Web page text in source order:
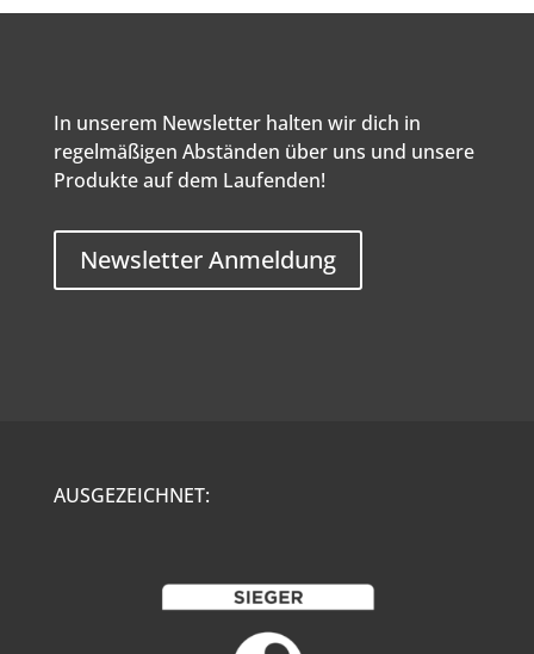
In unserem Newsletter halten wir dich in
regelmäßigen Abständen über uns und unsere
Produkte auf dem Laufenden!
Newsletter Anmeldung
AUSGEZEICHNET: